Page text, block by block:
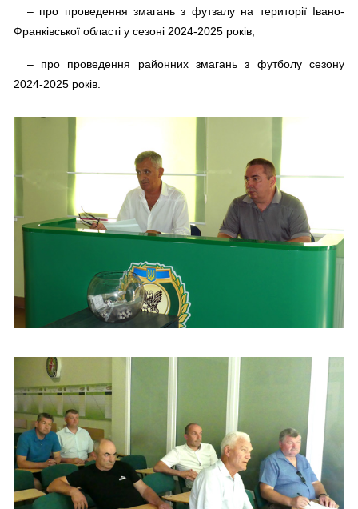
– про проведення змагань з футзалу на території Івано-
Франківської області у сезоні 2024-2025 років;
– про проведення районних змагань з футболу сезону
2024-2025 років.